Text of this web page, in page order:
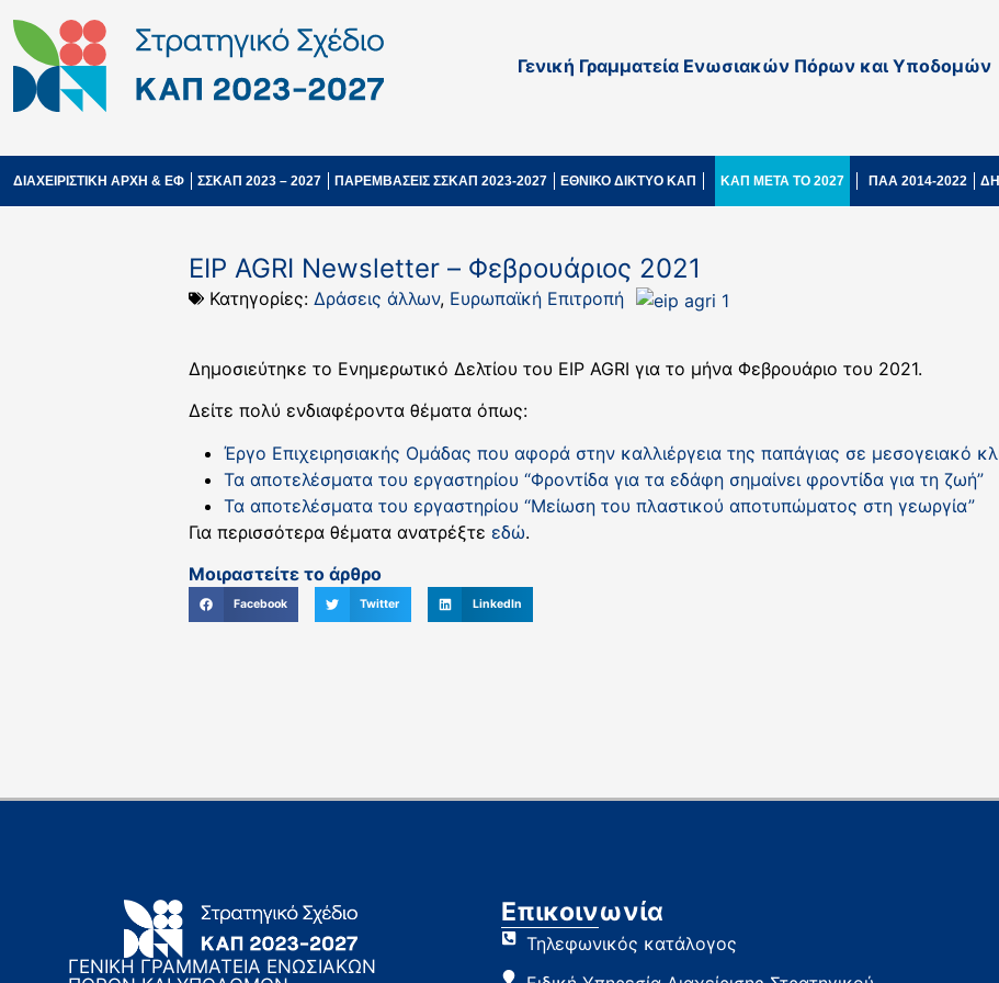
Γενική Γραμματεία Ενωσιακών Πόρων και Υποδομών
ΔΙΑΧΕΙΡΙΣΤΙΚΗ ΑΡΧΗ & ΕΦ ΣΣΚΑΠ 2023 – 2027 ΠΑΡΕΜΒΑΣΕΙΣ ΣΣΚΑΠ 2023-2027 ΕΘΝΙΚΟ ΔΙΚΤΥΟ ΚΑΠ ΚΑΠ ΜΕΤΑ ΤΟ 2027 ΠΑΑ 2014-2022
EIP AGRI Newsletter – Φεβρουάριος 2021
Κατηγορίες: Δράσεις άλλων, Ευρωπαϊκή Επιτροπή
Δημοσιεύτηκε το Ενημερωτικό Δελτίου του EIP AGRI για το μήνα Φεβρουάριο του 2021.
Δείτε πολύ ενδιαφέροντα θέματα όπως:
Έργο Επιχειρησιακής Ομάδας που αφορά στην καλλιέργεια της παπάγιας σε μεσογειακό
Τα αποτελέσματα του εργαστηρίου “Φροντίδα για τα εδάφη σημαίνει φροντίδα για τη ζωή”
Τα αποτελέσματα του εργαστηρίου “Μείωση του πλαστικού αποτυπώματος στη γεωργία”
Για περισσότερα θέματα ανατρέξτε εδώ.
Μοιραστείτε το άρθρο
Facebook Twitter LinkedIn
ΓΕΝΙΚΗ ΓΡΑΜΜΑΤΕΙΑ ΕΝΩΣΙΑΚΩΝ
Επικοινωνία
Τηλεφωνικός κατάλογος